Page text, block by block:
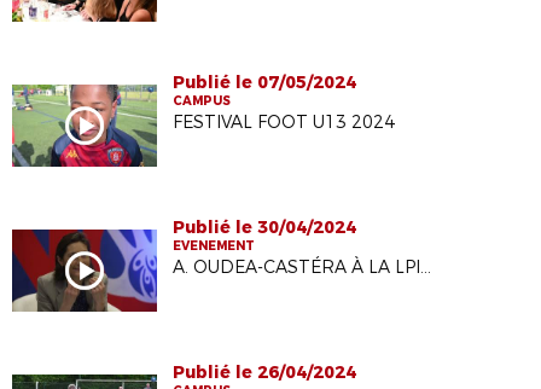
Publié le 07/05/2024
CAMPUS
FESTIVAL FOOT U13 2024
Publié le 30/04/2024
EVENEMENT
A. OUDEA-CASTÉRA À LA LPIFF
Publié le 26/04/2024